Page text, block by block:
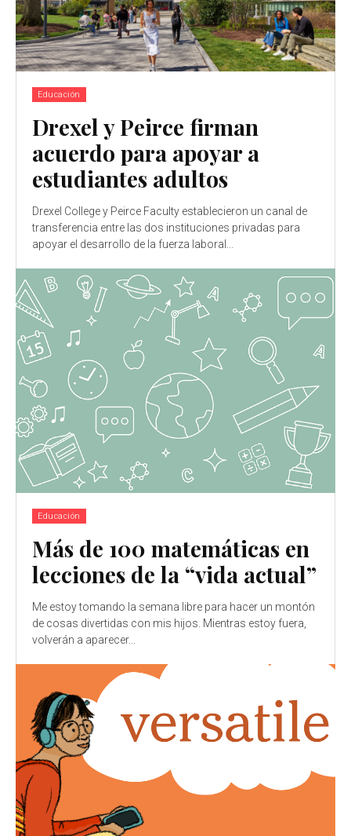
Educación
Drexel y Peirce firman
acuerdo para apoyar a
estudiantes adultos
Drexel College y Peirce Faculty establecieron un canal de
transferencia entre las dos instituciones privadas para
apoyar el desarrollo de la fuerza laboral...
Educación
Más de 100 matemáticas en
lecciones de la “vida actual”
Me estoy tomando la semana libre para hacer un montón
de cosas divertidas con mis hijos. Mientras estoy fuera,
volverán a aparecer...